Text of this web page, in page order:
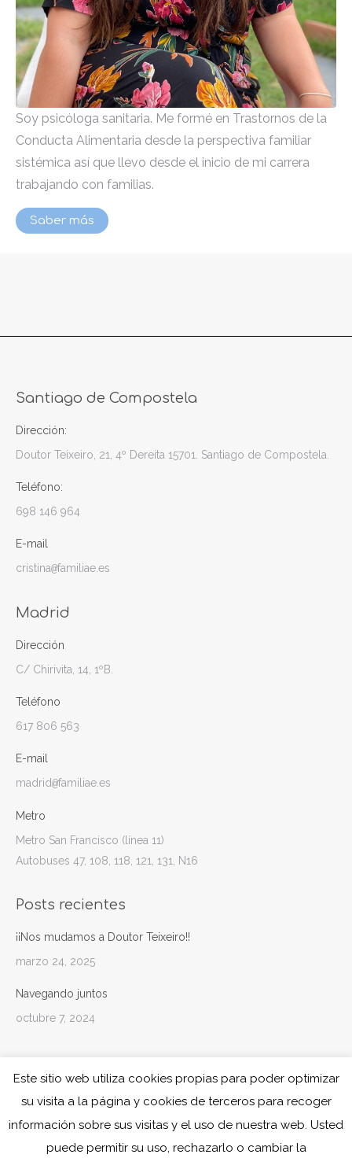
Soy psicóloga sanitaria. Me formé en Trastornos de la
Conducta Alimentaria desde la perspectiva familiar
sistémica así que llevo desde el inicio de mi carrera
trabajando con familias.
Saber más
Santiago de Compostela
Dirección:
Doutor Teixeiro, 21, 4º Dereita 15701. Santiago de Compostela.
Teléfono:
698 146 964
E-mail
cristina@familiae.es
Madrid
Dirección
C/ Chirivita, 14, 1ºB.
Teléfono
617 806 563
E-mail
madrid@familiae.es
Metro
Metro San Francisco (línea 11)
Autobuses 47, 108, 118, 121, 131, N16
Posts recientes
¡¡Nos mudamos a Doutor Teixeiro!!
marzo 24, 2025
Navegando juntos
octubre 7, 2024
Este sitio web utiliza cookies propias para poder optimizar
su visita a la página y cookies de terceros para recoger
información sobre sus visitas y el uso de nuestra web. Usted
puede permitir su uso, rechazarlo o cambiar la